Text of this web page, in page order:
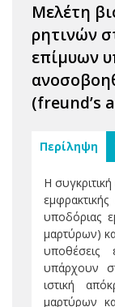
Μελέτη
ρητινών
επίμυων
(freund’s
Περίληψη
H
υποδόριας
μαρτύρων)
υποθέσεις
υπάρχουν
ιστική
μαρτύρων